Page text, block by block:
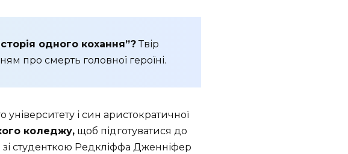
одного кохання”?Твір
про смерть головної героїні.
і син аристократичної
коледжу, щоб підготуватися до
зі студенткою Редкліффа Дженніфер